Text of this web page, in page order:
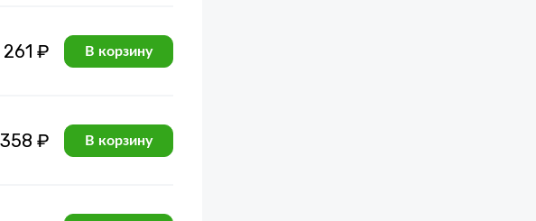
261 ₽ В корзину
358 ₽ В корзину